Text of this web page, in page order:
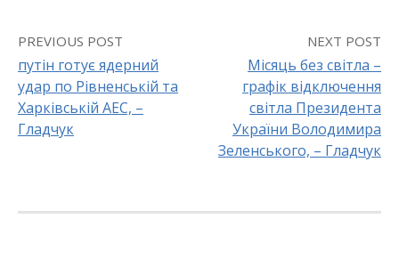
P
o
t
PREVIOUS POST
путін готує ядерний
удар по Рівненській та
Харківській АЕС, –
Гладчук
NEXT POST
Місяць без світла –
графік відключення
світла Президента
України Володимира
Зеленського, – Гладчук